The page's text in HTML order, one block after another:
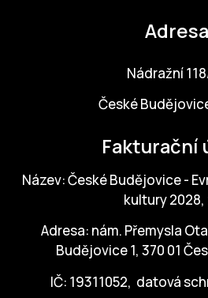
Adresa
Nádražní
České
Fakturační
Název: České Budějovice -
kultury 2028,
Adresa: nám. Přemysla
Budějovice 1, 370 01
IČ: 19311052, datová